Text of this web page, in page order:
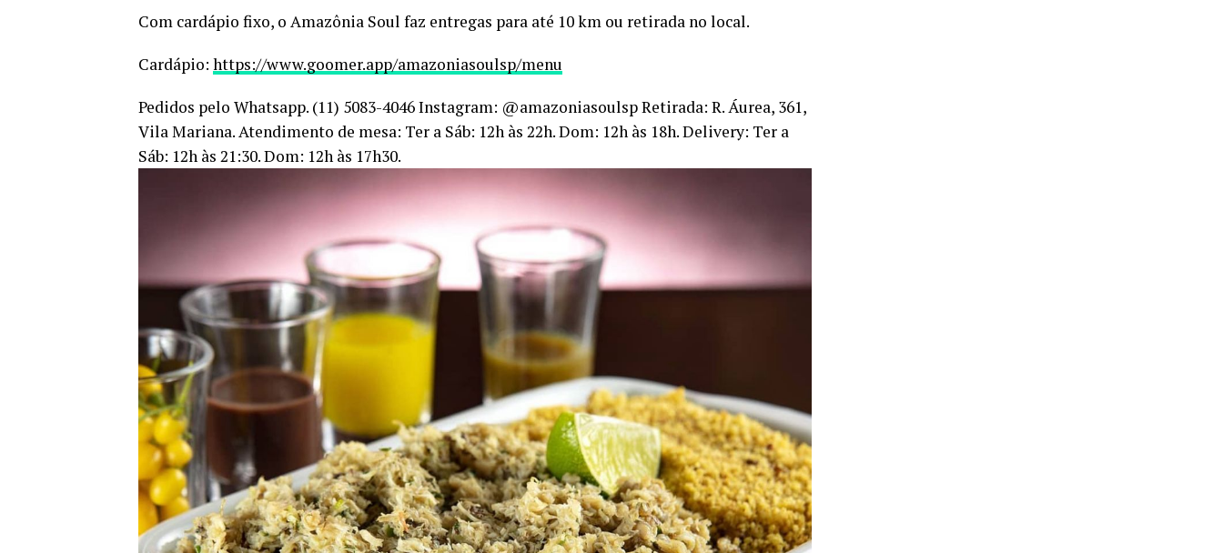
Com cardápio fixo, o Amazônia Soul faz entregas para até 10 km ou retirada no local.
Cardápio: https://www.goomer.app/amazoniasoulsp/menu
Pedidos pelo Whatsapp. (11) 5083-4046 Instagram: @amazoniasoulsp Retirada: R. Áurea, 361,
Vila Mariana. Atendimento de mesa: Ter a Sáb: 12h às 22h. Dom: 12h às 18h. Delivery: Ter a
Sáb: 12h às 21:30. Dom: 12h às 17h30.